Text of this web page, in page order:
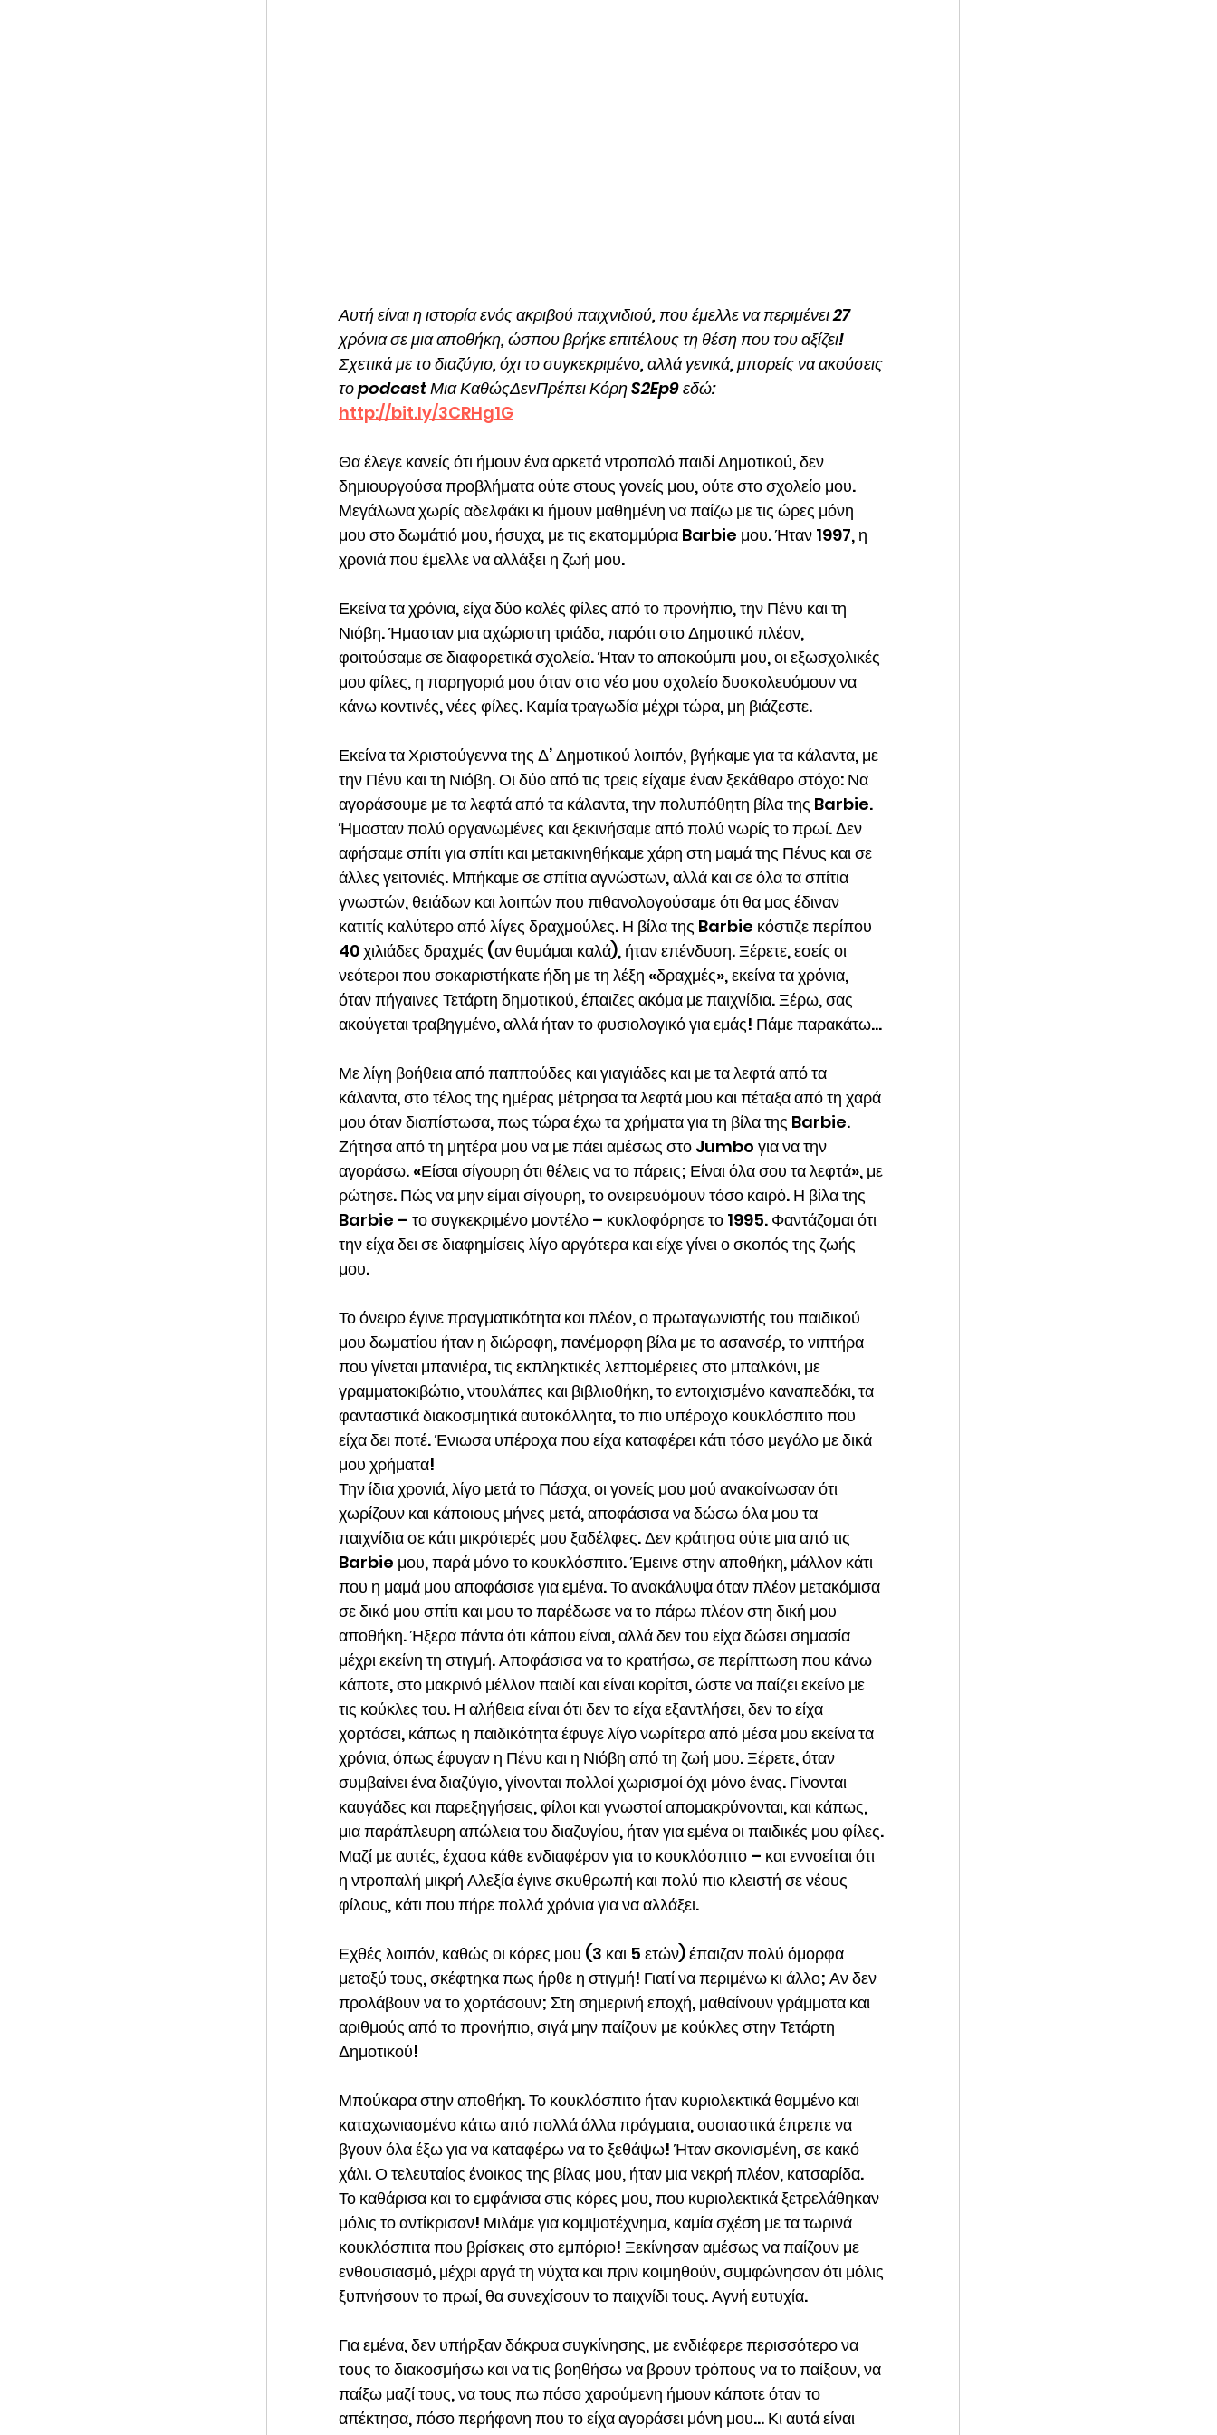
Αυτή είναι η ιστορία ενός ακριβού παιχνιδιού, που έμελλε να περιμένει 27
χρόνια σε μια αποθήκη, ώσπου βρήκε επιτέλους τη θέση που του αξίζει!
Σχετικά με το διαζύγιο, όχι το συγκεκριμένο, αλλά γενικά, μπορείς να ακούσεις
το podcast Μια ΚαθώςΔενΠρέπει Κόρη S2Ep9 εδώ:
http://bit.ly/3CRHg1G
Θα έλεγε κανείς ότι ήμουν ένα αρκετά ντροπαλό παιδί Δημοτικού, δεν
δημιουργούσα προβλήματα ούτε στους γονείς μου, ούτε στο σχολείο μου.
Μεγάλωνα χωρίς αδελφάκι κι ήμουν μαθημένη να παίζω με τις ώρες μόνη
μου στο δωμάτιό μου, ήσυχα, με τις εκατομμύρια Barbie μου. Ήταν 1997, η
χρονιά που έμελλε να αλλάξει η ζωή μου.
Εκείνα τα χρόνια, είχα δύο καλές φίλες από το προνήπιο, την Πένυ και τη
Νιόβη. Ήμασταν μια αχώριστη τριάδα, παρότι στο Δημοτικό πλέον,
φοιτούσαμε σε διαφορετικά σχολεία. Ήταν το αποκούμπι μου, οι εξωσχολικές
μου φίλες, η παρηγοριά μου όταν στο νέο μου σχολείο δυσκολευόμουν να
κάνω κοντινές, νέες φίλες. Καμία τραγωδία μέχρι τώρα, μη βιάζεστε.
Εκείνα τα Χριστούγεννα της Δ’ Δημοτικού λοιπόν, βγήκαμε για τα κάλαντα, με
την Πένυ και τη Νιόβη. Οι δύο από τις τρεις είχαμε έναν ξεκάθαρο στόχο: Να
αγοράσουμε με τα λεφτά από τα κάλαντα, την πολυπόθητη βίλα της Barbie.
Ήμασταν πολύ οργανωμένες και ξεκινήσαμε από πολύ νωρίς το πρωί. Δεν
αφήσαμε σπίτι για σπίτι και μετακινηθήκαμε χάρη στη μαμά της Πένυς και σε
άλλες γειτονιές. Μπήκαμε σε σπίτια αγνώστων, αλλά και σε όλα τα σπίτια
γνωστών, θειάδων και λοιπών που πιθανολογούσαμε ότι θα μας έδιναν
κατιτίς καλύτερο από λίγες δραχμούλες. Η βίλα της Barbie κόστιζε περίπου
40 χιλιάδες δραχμές (αν θυμάμαι καλά), ήταν επένδυση. Ξέρετε, εσείς οι
νεότεροι που σοκαριστήκατε ήδη με τη λέξη «δραχμές», εκείνα τα χρόνια,
όταν πήγαινες Τετάρτη δημοτικού, έπαιζες ακόμα με παιχνίδια. Ξέρω, σας
ακούγεται τραβηγμένο, αλλά ήταν το φυσιολογικό για εμάς! Πάμε παρακάτω…
Με λίγη βοήθεια από παππούδες και γιαγιάδες και με τα λεφτά από τα
κάλαντα, στο τέλος της ημέρας μέτρησα τα λεφτά μου και πέταξα από τη χαρά
μου όταν διαπίστωσα, πως τώρα έχω τα χρήματα για τη βίλα της Barbie.
Ζήτησα από τη μητέρα μου να με πάει αμέσως στο Jumbo για να την
αγοράσω. «Είσαι σίγουρη ότι θέλεις να το πάρεις; Είναι όλα σου τα λεφτά», με
ρώτησε. Πώς να μην είμαι σίγουρη, το ονειρευόμουν τόσο καιρό. Η βίλα της
Barbie – το συγκεκριμένο μοντέλο – κυκλοφόρησε το 1995. Φαντάζομαι ότι
την είχα δει σε διαφημίσεις λίγο αργότερα και είχε γίνει ο σκοπός της ζωής
μου.
Το όνειρο έγινε πραγματικότητα και πλέον, ο πρωταγωνιστής του παιδικού
μου δωματίου ήταν η διώροφη, πανέμορφη βίλα με το ασανσέρ, το νιπτήρα
που γίνεται μπανιέρα, τις εκπληκτικές λεπτομέρειες στο μπαλκόνι, με
γραμματοκιβώτιο, ντουλάπες και βιβλιοθήκη, το εντοιχισμένο καναπεδάκι, τα
φανταστικά διακοσμητικά αυτοκόλλητα, το πιο υπέροχο κουκλόσπιτο που
είχα δει ποτέ. Ένιωσα υπέροχα που είχα καταφέρει κάτι τόσο μεγάλο με δικά
μου χρήματα!
Την ίδια χρονιά, λίγο μετά το Πάσχα, οι γονείς μου μού ανακοίνωσαν ότι
χωρίζουν και κάποιους μήνες μετά, αποφάσισα να δώσω όλα μου τα
παιχνίδια σε κάτι μικρότερές μου ξαδέλφες. Δεν κράτησα ούτε μια από τις
Barbie μου, παρά μόνο το κουκλόσπιτο. Έμεινε στην αποθήκη, μάλλον κάτι
που η μαμά μου αποφάσισε για εμένα. Το ανακάλυψα όταν πλέον μετακόμισα
σε δικό μου σπίτι και μου το παρέδωσε να το πάρω πλέον στη δική μου
αποθήκη. Ήξερα πάντα ότι κάπου είναι, αλλά δεν του είχα δώσει σημασία
μέχρι εκείνη τη στιγμή. Αποφάσισα να το κρατήσω, σε περίπτωση που κάνω
κάποτε, στο μακρινό μέλλον παιδί και είναι κορίτσι, ώστε να παίζει εκείνο με
τις κούκλες του. Η αλήθεια είναι ότι δεν το είχα εξαντλήσει, δεν το είχα
χορτάσει, κάπως η παιδικότητα έφυγε λίγο νωρίτερα από μέσα μου εκείνα τα
χρόνια, όπως έφυγαν η Πένυ και η Νιόβη από τη ζωή μου. Ξέρετε, όταν
συμβαίνει ένα διαζύγιο, γίνονται πολλοί χωρισμοί όχι μόνο ένας. Γίνονται
καυγάδες και παρεξηγήσεις, φίλοι και γνωστοί απομακρύνονται, και κάπως,
μια παράπλευρη απώλεια του διαζυγίου, ήταν για εμένα οι παιδικές μου φίλες.
Μαζί με αυτές, έχασα κάθε ενδιαφέρον για το κουκλόσπιτο – και εννοείται ότι
η ντροπαλή μικρή Αλεξία έγινε σκυθρωπή και πολύ πιο κλειστή σε νέους
φίλους, κάτι που πήρε πολλά χρόνια για να αλλάξει.
Εχθές λοιπόν, καθώς οι κόρες μου (3 και 5 ετών) έπαιζαν πολύ όμορφα
μεταξύ τους, σκέφτηκα πως ήρθε η στιγμή! Γιατί να περιμένω κι άλλο; Αν δεν
προλάβουν να το χορτάσουν; Στη σημερινή εποχή, μαθαίνουν γράμματα και
αριθμούς από το προνήπιο, σιγά μην παίζουν με κούκλες στην Τετάρτη
Δημοτικού!
Μπούκαρα στην αποθήκη. Το κουκλόσπιτο ήταν κυριολεκτικά θαμμένο και
καταχωνιασμένο κάτω από πολλά άλλα πράγματα, ουσιαστικά έπρεπε να
βγουν όλα έξω για να καταφέρω να το ξεθάψω! Ήταν σκονισμένη, σε κακό
χάλι. Ο τελευταίος ένοικος της βίλας μου, ήταν μια νεκρή πλέον, κατσαρίδα.
Το καθάρισα και το εμφάνισα στις κόρες μου, που κυριολεκτικά ξετρελάθηκαν
μόλις το αντίκρισαν! Μιλάμε για κομψοτέχνημα, καμία σχέση με τα τωρινά
κουκλόσπιτα που βρίσκεις στο εμπόριο! Ξεκίνησαν αμέσως να παίζουν με
ενθουσιασμό, μέχρι αργά τη νύχτα και πριν κοιμηθούν, συμφώνησαν ότι μόλις
ξυπνήσουν το πρωί, θα συνεχίσουν το παιχνίδι τους. Αγνή ευτυχία.
Για εμένα, δεν υπήρξαν δάκρυα συγκίνησης, με ενδιέφερε περισσότερο να
τους το διακοσμήσω και να τις βοηθήσω να βρουν τρόπους να το παίξουν, να
παίξω μαζί τους, να τους πω πόσο χαρούμενη ήμουν κάποτε όταν το
απέκτησα, πόσο περήφανη που το είχα αγοράσει μόνη μου… Κι αυτά είναι